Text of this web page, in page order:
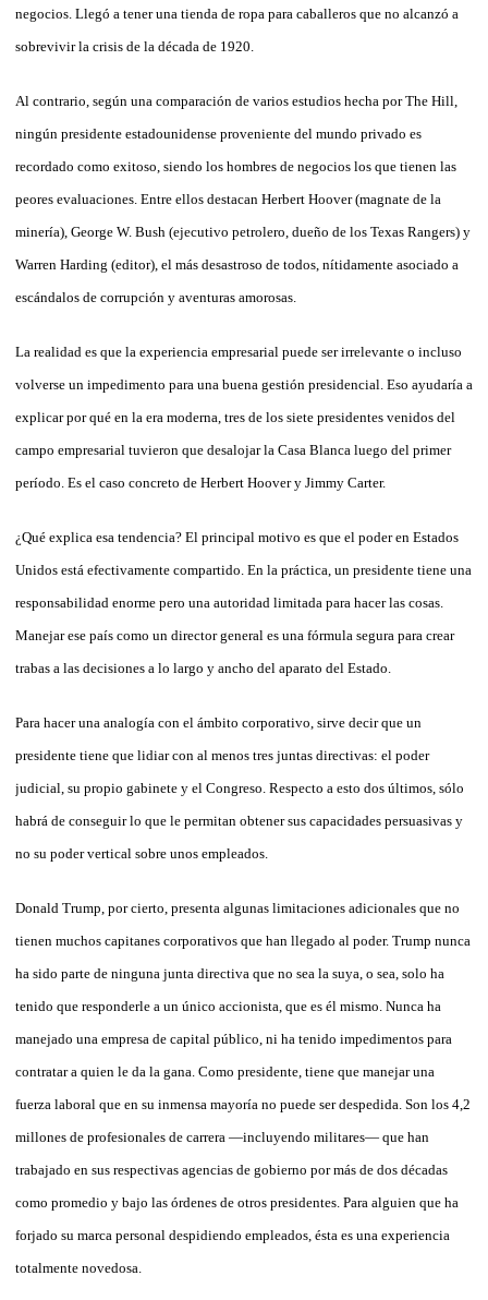
negocios. Llegó a tener una tienda de ropa para caballeros que no alcanzó a
sobrevivir la crisis de la década de 1920.
Al contrario, según una comparación de varios estudios hecha por The Hill,
ningún presidente estadounidense proveniente del mundo privado es
recordado como exitoso, siendo los hombres de negocios los que tienen las
peores evaluaciones. Entre ellos destacan Herbert Hoover (magnate de la
minería), George W. Bush (ejecutivo petrolero, dueño de los Texas Rangers) y
Warren Harding (editor), el más desastroso de todos, nítidamente asociado a
escándalos de corrupción y aventuras amorosas.
La realidad es que la experiencia empresarial puede ser irrelevante o incluso
volverse un impedimento para una buena gestión presidencial. Eso ayudaría a
explicar por qué en la era moderna, tres de los siete presidentes venidos del
campo empresarial tuvieron que desalojar la Casa Blanca luego del primer
período. Es el caso concreto de Herbert Hoover y Jimmy Carter.
¿Qué explica esa tendencia? El principal motivo es que el poder en Estados
Unidos está efectivamente compartido. En la práctica, un presidente tiene una
responsabilidad enorme pero una autoridad limitada para hacer las cosas.
Manejar ese país como un director general es una fórmula segura para crear
trabas a las decisiones a lo largo y ancho del aparato del Estado.
Para hacer una analogía con el ámbito corporativo, sirve decir que un
presidente tiene que lidiar con al menos tres juntas directivas: el poder
judicial, su propio gabinete y el Congreso. Respecto a esto dos últimos, sólo
habrá de conseguir lo que le permitan obtener sus capacidades persuasivas y
no su poder vertical sobre unos empleados.
Donald Trump, por cierto, presenta algunas limitaciones adicionales que no
tienen muchos capitanes corporativos que han llegado al poder. Trump nunca
ha sido parte de ninguna junta directiva que no sea la suya, o sea, solo ha
tenido que responderle a un único accionista, que es él mismo. Nunca ha
manejado una empresa de capital público, ni ha tenido impedimentos para
contratar a quien le da la gana. Como presidente, tiene que manejar una
fuerza laboral que en su inmensa mayoría no puede ser despedida. Son los 4,2
millones de profesionales de carrera —incluyendo militares— que han
trabajado en sus respectivas agencias de gobierno por más de dos décadas
como promedio y bajo las órdenes de otros presidentes. Para alguien que ha
forjado su marca personal despidiendo empleados, ésta es una experiencia
totalmente novedosa.